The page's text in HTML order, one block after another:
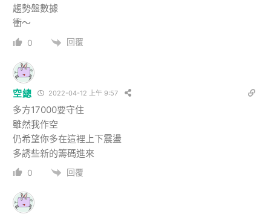
趨勢盤數據
衝～
0 回覆
空總 2022-04-12 上午 9:57
多方17000要守住
雖然我作空
仍希望你多在這裡上下震盪
多誘些新的籌碼進來
0 回覆